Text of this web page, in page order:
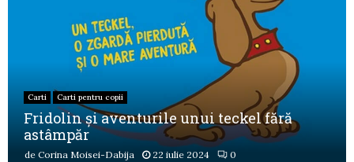
Carti Carti pentru copii
Fridolin și aventurile unui teckel fără
astâmpăr
de Corina Moisei-Dabija 22 iulie 2024 0